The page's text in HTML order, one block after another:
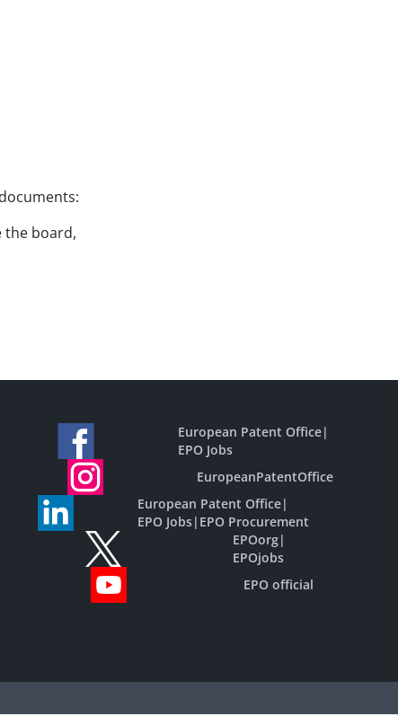
the board,
European Patent Office|
EPO Jobs
EuropeanPatentOffice
European Patent Office|
EPO Jobs| EPO Procurement
EPOorg|
EPOjobs
EPO official